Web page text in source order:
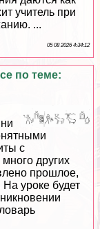
учитель при
...
05 08 2026 4:34:12
по теме:
с
других
прошлое,
уроке будет